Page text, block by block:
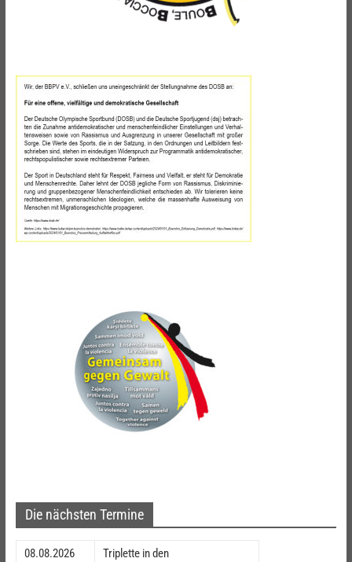
Die nächsten Termine
08.08.2026
Triplette in den